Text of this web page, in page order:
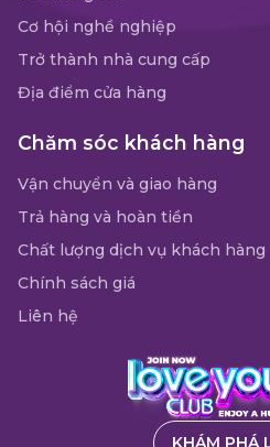
Cơ hội nghề nghiệp
Trở thành nhà cung cấp
Địa điểm cửa hàng
Chăm sóc khách hàng
Vận chuyển và giao hàng
Trả hàng và hoàn tiền
Chất lượng dịch vụ khách hàng
Chính sách giá
Liên hệ
KHÁM PHÁ